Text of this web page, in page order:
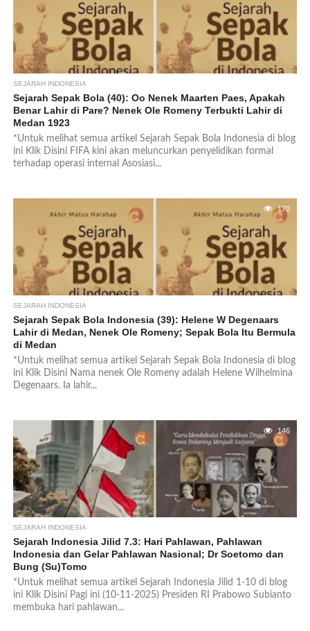
SEJARAH INDONESIA
Sejarah Sepak Bola (40): Oo Nenek Maarten Paes, Apakah
Benar Lahir di Pare? Nenek Ole Romeny Terbukti Lahir di
Medan 1923
*Untuk melihat semua artikel Sejarah Sepak Bola Indonesia di blog
ini Klik Disini FIFA kini akan meluncurkan penyelidikan formal
terhadap operasi internal Asosiasi...
170
SEJARAH INDONESIA
Sejarah Sepak Bola Indonesia (39): Helene W Degenaars
Lahir di Medan, Nenek Ole Romeny; Sepak Bola Itu Bermula
di Medan
*Untuk melihat semua artikel Sejarah Sepak Bola Indonesia di blog
ini Klik Disini Nama nenek Ole Romeny adalah Helene Wilhelmina
Degenaars. Ia lahir...
146
SEJARAH INDONESIA
Sejarah Indonesia Jilid 7.3: Hari Pahlawan, Pahlawan
Indonesia dan Gelar Pahlawan Nasional; Dr Soetomo dan
Bung (Su)Tomo
*Untuk melihat semua artikel Sejarah Indonesia Jilid 1-10 di blog
ini Klik Disini Pagi ini (10-11-2025) Presiden RI Prabowo Subianto
membuka hari pahlawan...